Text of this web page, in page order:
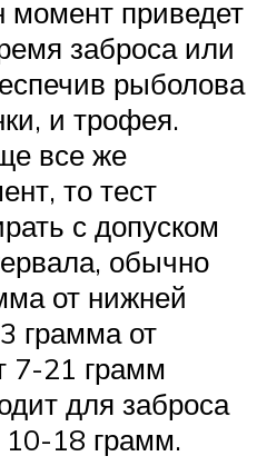
момент приведет
заброса или
рыболова
и трофея.
все же
то тест
с допуском
обычно
от нижней
грамма от
7-21 грамм
для заброса
18 грамм.